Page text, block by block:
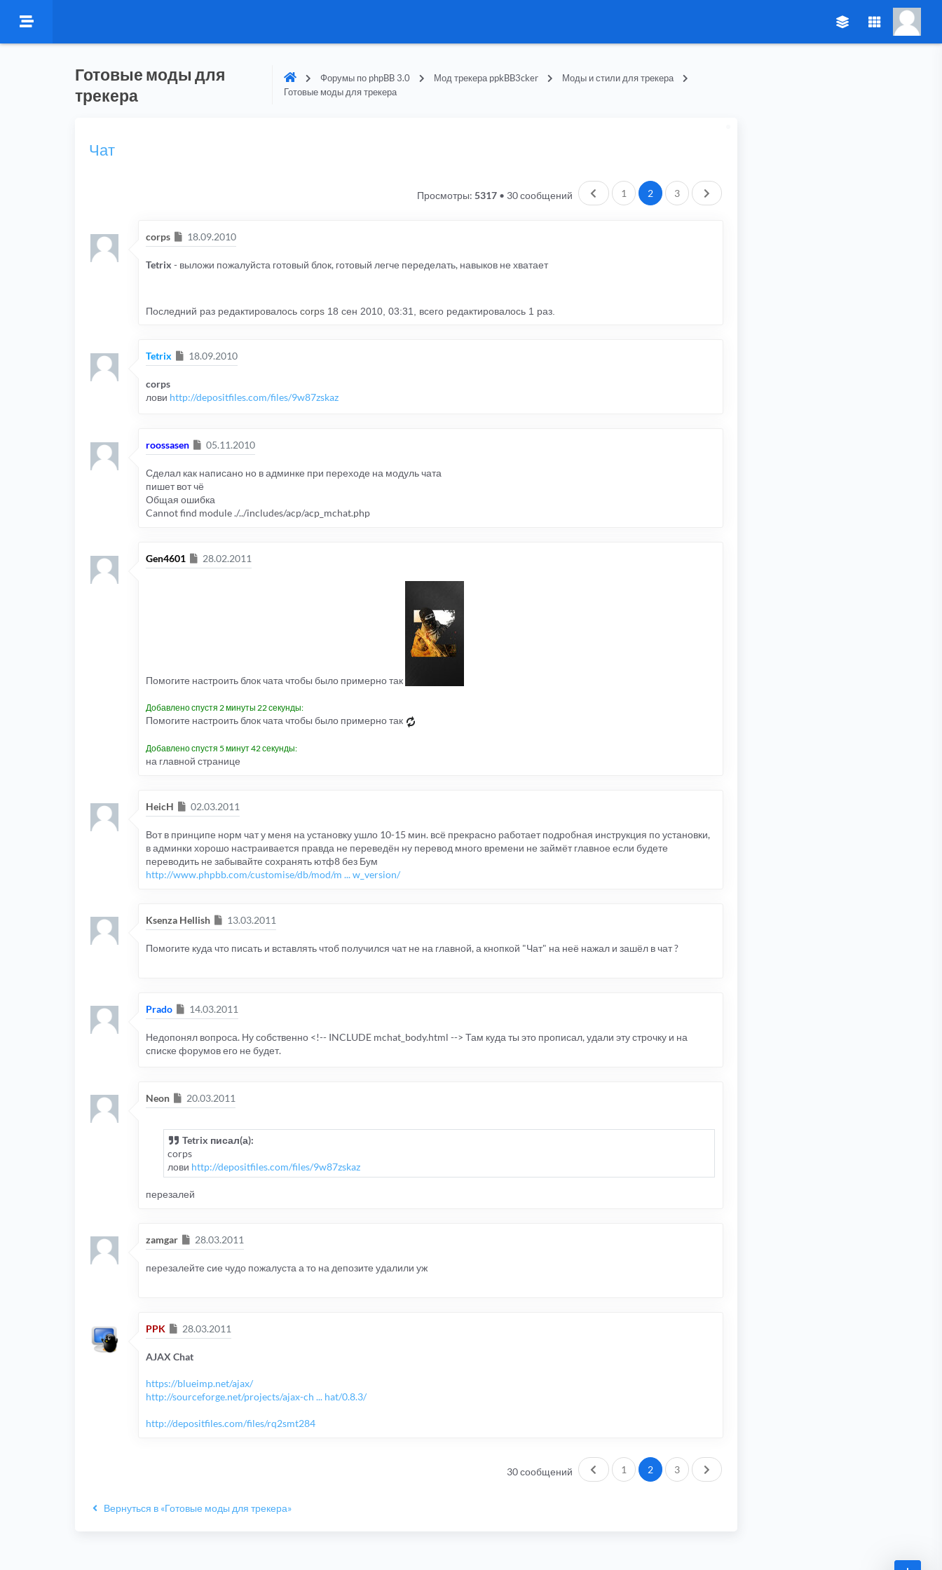
Готовые моды для
трекера
Форумы по phpBB 3.0 Мод трекера ppkBB3cker
Моды и стили для трекера
Готовые моды для трекера
Чат
30 сообщений Пред.1 2 3 След.
Просмотры: 5317 •
corps Сообщение
18.09.2010
Tetrix - выложи пожалуйста готовый блок, готовый легче переделать, навыков не хватает
Последний раз редактировалось corps 18 сен 2010, 03:31, всего редактировалось 1 раз.
Tetrix Сообщение
18.09.2010
corps
лови http://depositfiles.com/files/9w87zskaz
roossasen Сообщение
05.11.2010
Сделал как написано но в админке при переходе на модуль чата
пишет вот чё
Общая ошибка
Cannot find module ./../includes/acp/acp_mchat.php
Gen4601 Сообщение
28.02.2011
Помогите настроить блок чата чтобы было примерно так
Добавлено спустя 2 минуты 22 секунды:
Помогите настроить блок чата чтобы было примерно так
Добавлено спустя 5 минут 42 секунды:
на главной странице
HeicH Сообщение
02.03.2011
Вот в принципе норм чат у меня на установку ушло 10-15 мин. всё прекрасно работает подробная инструкция по установки,
в админки хорошо настраивается правда не переведён ну перевод много времени не займёт главное если будете
переводить не забывайте сохранять ютф8 без Бум
http://www.phpbb.com/customise/db/mod/m ... w_version/
Ksenza Hellish Сообщение
13.03.2011
Помогите куда что писать и вставлять чтоб получился чат не на главной, а кнопкой "Чат" на неё нажал и зашёл в чат ?
Prado Сообщение
14.03.2011
Недопонял вопроса. Ну собственно <!-- INCLUDE mchat_body.html --> Там куда ты это прописал, удали эту строчку и на
списке форумов его не будет.
Neon Сообщение
20.03.2011
Tetrix писал(а):
corps
лови http://depositfiles.com/files/9w87zskaz
перезалей
zamgar Сообщение
28.03.2011
перезалейте сие чудо пожалуста а то на депозите удалили уж
PPK Сообщение
28.03.2011
AJAX Chat
https://blueimp.net/ajax/
http://sourceforge.net/projects/ajax-ch ... hat/0.8.3/
http://depositfiles.com/files/rq2smt284
30 сообщений Пред.1 2 3 След.
Вернуться в «Готовые моды для трекера»